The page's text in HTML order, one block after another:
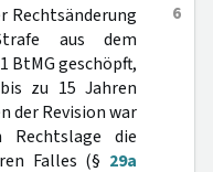
6
Rechtsänderung
aus dem
BtMG geschöpft,
zu 15 Jahren
der Revision war
Rechtslage die
Falles (§ 29a